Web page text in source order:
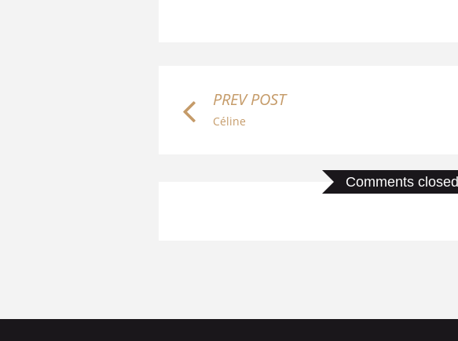
PREV POST
Céline
Comments closed